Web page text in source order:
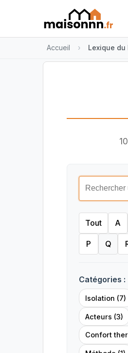
Accueil Lexique du
Tout A
P Q
Catégories :
Isolation (7)
Acteurs (3)
Confort